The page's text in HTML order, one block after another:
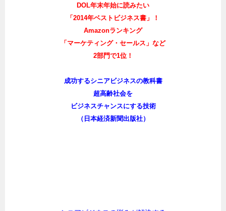
DOL年末年始に読みたい
「2014年ベストビジネス書」！
Amazonランキング
「マーケティング・セールス」など
2部門で1位！
成功するシニアビジネスの教科書
超高齢社会を
ビジネスチャンスにする技術
（日本経済新聞出版社）